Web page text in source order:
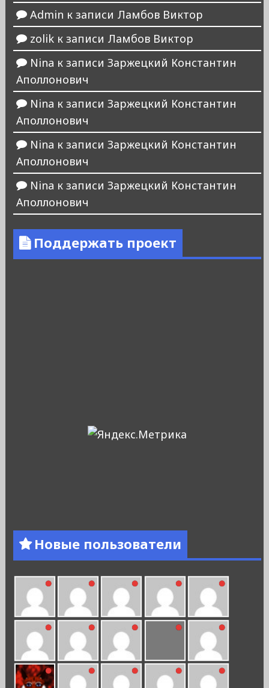
Admin к записи Ламбов Виктор
zolikк записи Ламбов Виктор
Nina к записи Заржецкий Константин
Аполлонович
Nina к записи Заржецкий Константин
Аполлонович
Nina к записи Заржецкий Константин
Аполлонович
Nina к записи Заржецкий Константин
Аполлонович
Поддержать проект
Новые пользователи